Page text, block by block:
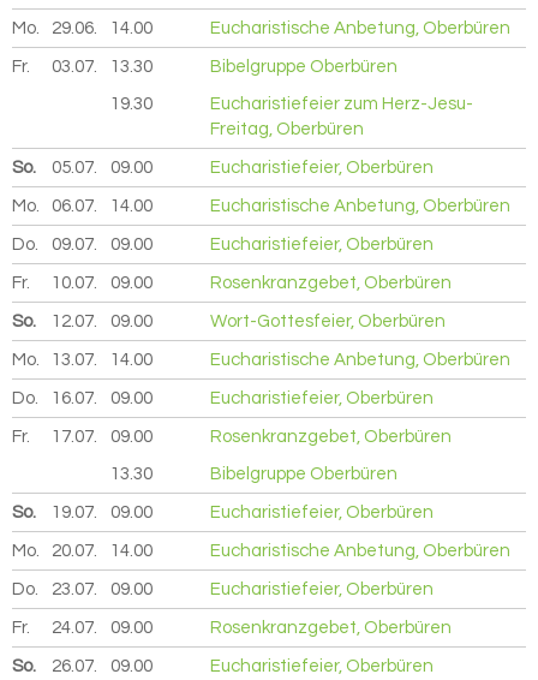
Mo. 29.06. 2026
14.00 Eucharistische Anbetung, Oberbüren
Fr. 03.07. 2026
13.30 Bibelgruppe Oberbüren
19.30
Eucharistiefeier zum Herz-Jesu-
Freitag, Oberbüren
So. 05.07. 2026
09.00 Eucharistiefeier, Oberbüren
Mo. 06.07. 2026
14.00 Eucharistische Anbetung, Oberbüren
Do. 09.07. 2026
09.00 Eucharistiefeier, Oberbüren
Fr. 10.07. 2026
09.00 Rosenkranzgebet, Oberbüren
So. 12.07. 2026
09.00 Wort-Gottesfeier, Oberbüren
Mo. 13.07. 2026
14.00 Eucharistische Anbetung, Oberbüren
Do. 16.07. 2026
09.00 Eucharistiefeier, Oberbüren
Fr. 17.07. 2026
09.00 Rosenkranzgebet, Oberbüren
13.30 Bibelgruppe Oberbüren
So. 19.07. 2026
09.00 Eucharistiefeier, Oberbüren
Mo. 20.07. 2026
14.00 Eucharistische Anbetung, Oberbüren
Do. 23.07. 2026
09.00 Eucharistiefeier, Oberbüren
Fr. 24.07. 2026
09.00 Rosenkranzgebet, Oberbüren
So. 26.07. 2026
09.00 Eucharistiefeier, Oberbüren